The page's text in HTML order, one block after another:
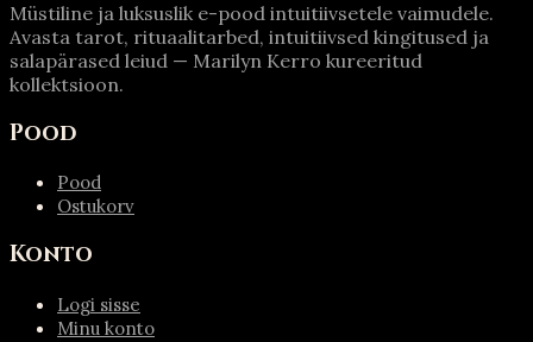
Müstiline ja luksuslik e-pood intuitiivsetele vaimudele.
Avasta tarot, rituaalitarbed, intuitiivsed kingitused ja
salapärased leiud — Marilyn Kerro kureeritud
kollektsioon.
Pood
Pood
Ostukorv
Konto
Logi sisse
Minu konto